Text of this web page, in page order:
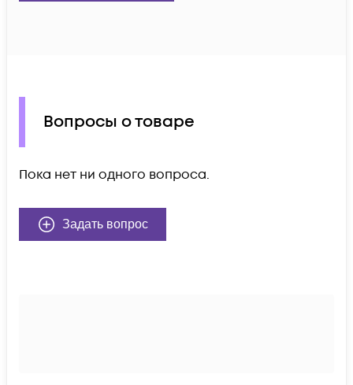
Вопросы о товаре
Пока нет ни одного вопроса.
Задать вопрос